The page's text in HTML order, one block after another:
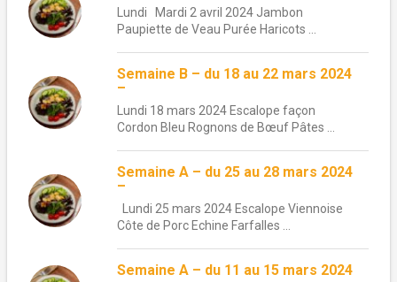
Lundi Mardi 2 avril 2024 Jambon
Paupiette de Veau Purée Haricots ...
Semaine B – du 18 au 22 mars 2024
–
Lundi 18 mars 2024 Escalope façon
Cordon Bleu Rognons de Bœuf Pâtes ...
Semaine A – du 25 au 28 mars 2024
–
Lundi 25 mars 2024 Escalope Viennoise
Côte de Porc Echine Farfalles ...
Semaine A – du 11 au 15 mars 2024